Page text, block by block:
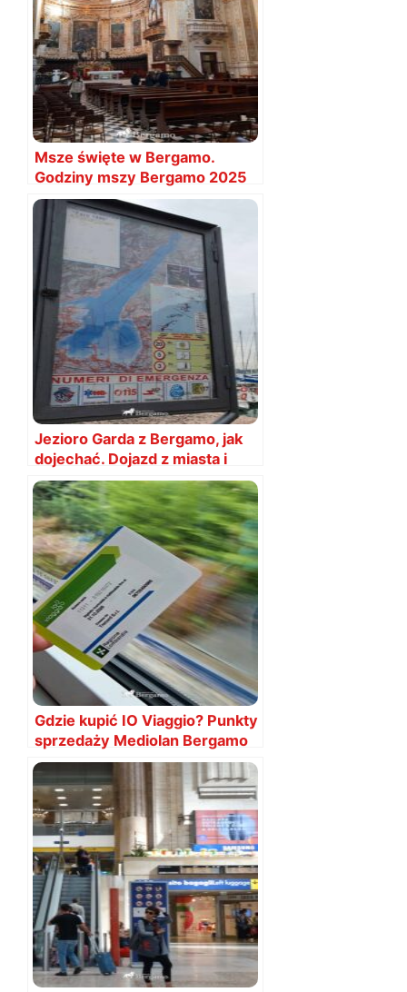
Msze święte w Bergamo.
Godziny mszy Bergamo 2025
Jezioro Garda z Bergamo, jak
dojechać. Dojazd z miasta i
lotniska
Gdzie kupić IO Viaggio? Punkty
sprzedaży Mediolan Bergamo